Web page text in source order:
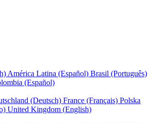
América Latina (Español) Brasil (Português)
(Español)
(Deutsch) France (Français) Polska
United Kingdom (English)